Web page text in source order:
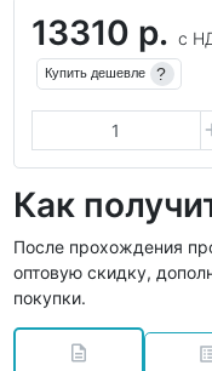
13310 р. с
Купить дешевле ?
Как
После прохождения
оптовую скидку,
покупки.